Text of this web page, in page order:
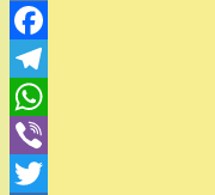
VK
Facebook
Telegram
WhatsApp
Viber